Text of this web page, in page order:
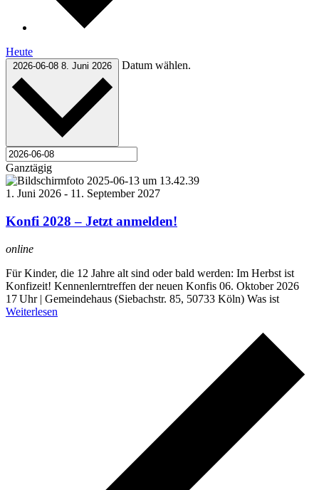
Heute
2026-06-08 8. Juni 2026 Datum wählen.
Ganztägig
1. Juni 2026 - 11. September 2027
Konfi 2028 – Jetzt anmelden!
online
Für Kinder, die 12 Jahre alt sind oder bald werden: Im Herbst ist
Konfizeit! Kennenlerntreffen der neuen Konfis 06. Oktober 2026
17 Uhr | Gemeindehaus (Siebachstr. 85, 50733 Köln) Was ist
Weiterlesen